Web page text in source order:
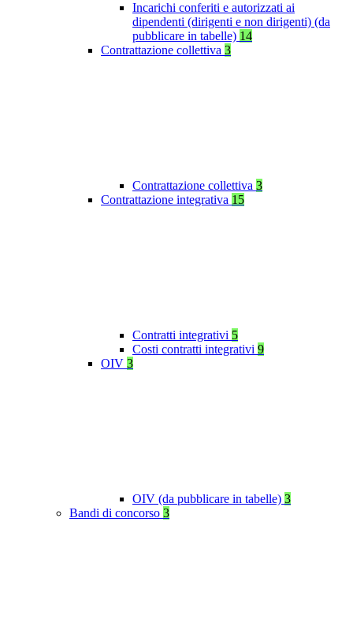
Incarichi conferiti e autorizzati ai
dipendenti (dirigenti e non dirigenti) (da
pubblicare in tabelle) 14
Contrattazione collettiva 3
Contrattazione collettiva 3
Contrattazione integrativa 15
Contratti integrativi 5
Costi contratti integrativi 9
OIV 3
OIV (da pubblicare in tabelle) 3
Bandi di concorso 3